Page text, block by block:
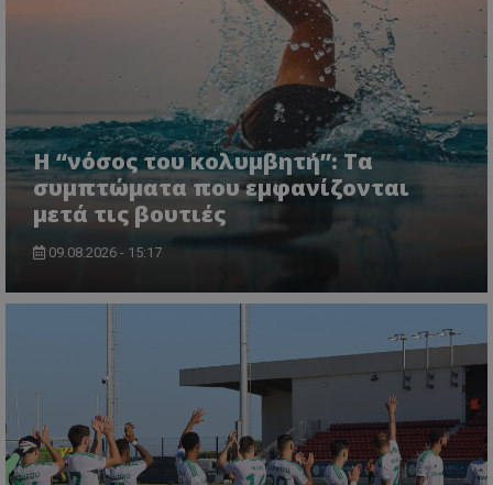
Η “νόσος του κολυμβητή”: Τα
συμπτώματα που εμφανίζονται
μετά τις βουτιές
09.08.2026 - 15:17